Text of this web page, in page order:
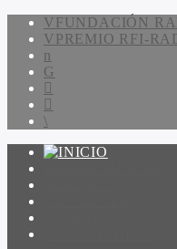
FUNDACIÓN
PREMIO RFI-